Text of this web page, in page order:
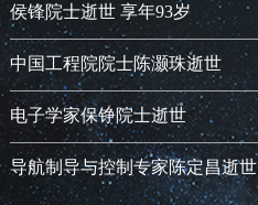
侯锋院士逝世 享年93岁
中国工程院院士陈灏珠逝世
电子学家保铮院士逝世
导航制导与控制专家陈定昌逝世